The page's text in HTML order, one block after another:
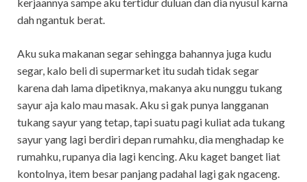
dah ngantuk berat.
Aku suka makanan segar sehingga bahannya juga kudu
segar, kalo beli di supermarket itu sudah tidak segar
karena dah lama dipetiknya, makanya aku nunggu tukang
sayur aja kalo mau masak. Aku si gak punya langganan
tukang sayur yang tetap, tapi suatu pagi kuliat ada tukang
sayur yang lagi berdiri depan rumahku, dia menghadap ke
rumahku, rupanya dia lagi kencing. Aku kaget banget liat
kontolnya, item besar panjang padahal lagi gak ngaceng.